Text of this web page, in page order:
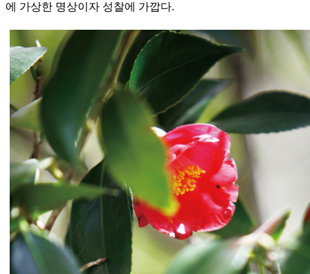
에 가상한 명상이자 성찰에 가깝다.